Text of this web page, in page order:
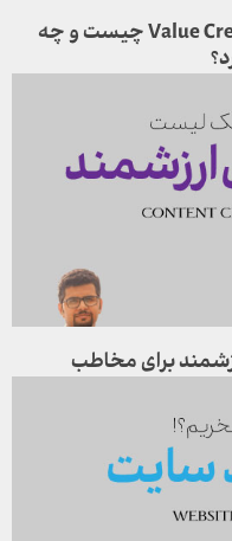
چرخ خلق ارزش یا Value Creation Wheel چیست و چه
برای مخاطب